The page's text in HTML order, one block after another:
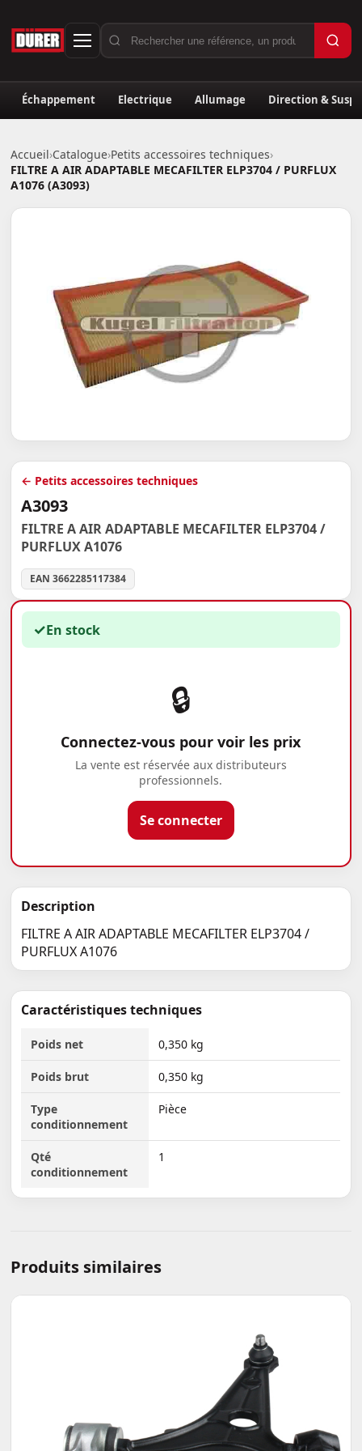
Échappement Electrique Allumage Direction &
Accueil›Catalogue›Petits accessoires techniques›
FILTRE A AIR ADAPTABLE MECAFILTER ELP3704 / PURFLUX
A1076 (A3093)
← Petits accessoires techniques
A3093
FILTRE A AIR ADAPTABLE MECAFILTER ELP3704 /
PURFLUX A1076
EAN 3662285117384
✓En stock
🔒
Connectez-vous pour voir les prix
La vente est réservée aux distributeurs
professionnels.
Se connecter
Description
FILTRE A AIR ADAPTABLE MECAFILTER ELP3704 /
PURFLUX A1076
Caractéristiques techniques
Poids net 0,350 kg
Poids brut 0,350 kg
Type
conditionnement
Pièce
Qté
conditionnement
1
Produits similaires